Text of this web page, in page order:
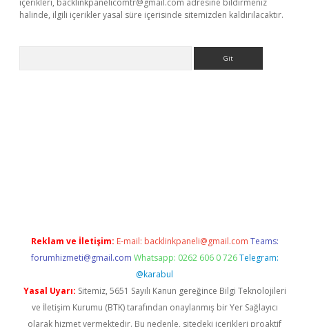
içerikleri, backlinkpanelicomtr@gmail.com adresine bildirmeniz
halinde, ilgili içerikler yasal süre içerisinde sitemizden kaldırılacaktır.
Reklam ve İletişim: E-mail: backlinkpaneli@gmail.com Teams:
forumhizmeti@gmail.com Whatsapp: 0262 606 0 726 Telegram:
@karabul
Yasal Uyarı: Sitemiz, 5651 Sayılı Kanun gereğince Bilgi Teknolojileri
ve İletişim Kurumu (BTK) tarafından onaylanmış bir Yer Sağlayıcı
olarak hizmet vermektedir. Bu nedenle, sitedeki içerikleri proaktif